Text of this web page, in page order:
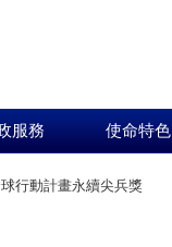
服務 使命特色
行動計畫永續尖兵獎